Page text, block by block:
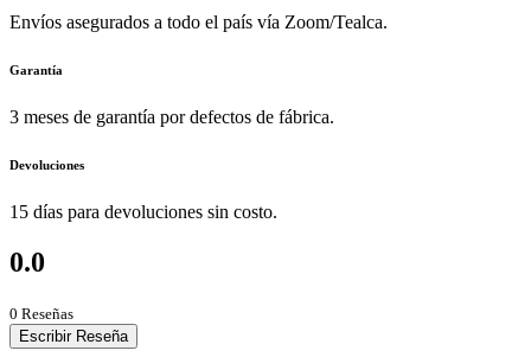
Envíos asegurados a todo el país vía Zoom/Tealca.
Garantía
3 meses de garantía por defectos de fábrica.
Devoluciones
15 días para devoluciones sin costo.
0.0
0 Reseñas
Escribir Reseña